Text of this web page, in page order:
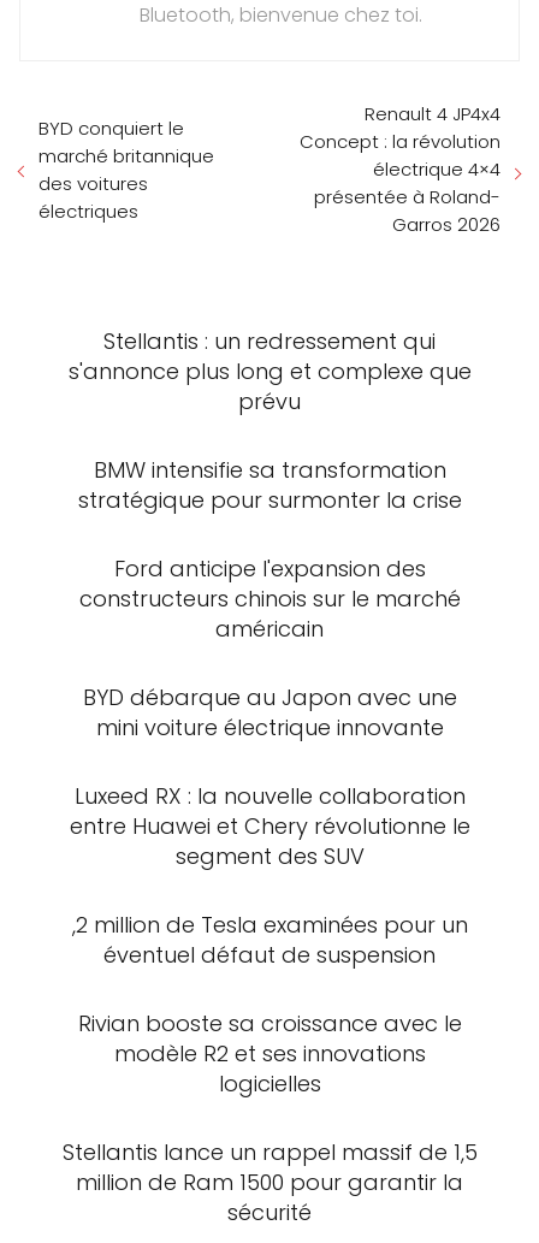
Bluetooth, bienvenue chez toi.
BYD conquiert le
marché britannique
des voitures
électriques
Renault 4 JP4x4
Concept : la révolution
électrique 4×4
présentée à Roland-
Garros 2026
Stellantis : un redressement qui
s'annonce plus long et complexe que
prévu
BMW intensifie sa transformation
stratégique pour surmonter la crise
Ford anticipe l'expansion des
constructeurs chinois sur le marché
américain
BYD débarque au Japon avec une
mini voiture électrique innovante
Luxeed RX : la nouvelle collaboration
entre Huawei et Chery révolutionne le
segment des SUV
,2 million de Tesla examinées pour un
éventuel défaut de suspension
Rivian booste sa croissance avec le
modèle R2 et ses innovations
logicielles
Stellantis lance un rappel massif de 1,5
million de Ram 1500 pour garantir la
sécurité